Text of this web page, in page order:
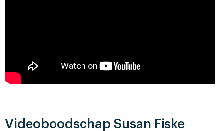
Videoboodschap Susan Fiske